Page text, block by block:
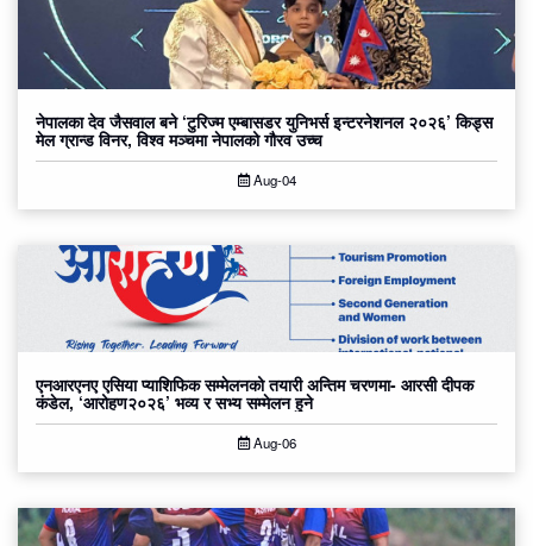
नेपालका देव जैसवाल बने ‘टुरिज्म एम्बासडर युनिभर्स इन्टरनेशनल २०२६’ किड्स
मेल ग्रान्ड विनर, विश्व मञ्चमा नेपालको गौरव उच्च
Aug-04
एनआरएनए एसिया प्याशिफिक सम्मेलनको तयारी अन्तिम चरणमा- आरसी दीपक
कंडेल, ‘आरोहण२०२६’ भव्य र सभ्य सम्मेलन हुने
Aug-06